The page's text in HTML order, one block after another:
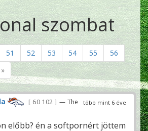
szombat
51 52 53 54 55
56
»
több mint 6 éve
60 102
— The
előbb? én a softpornért jöttem